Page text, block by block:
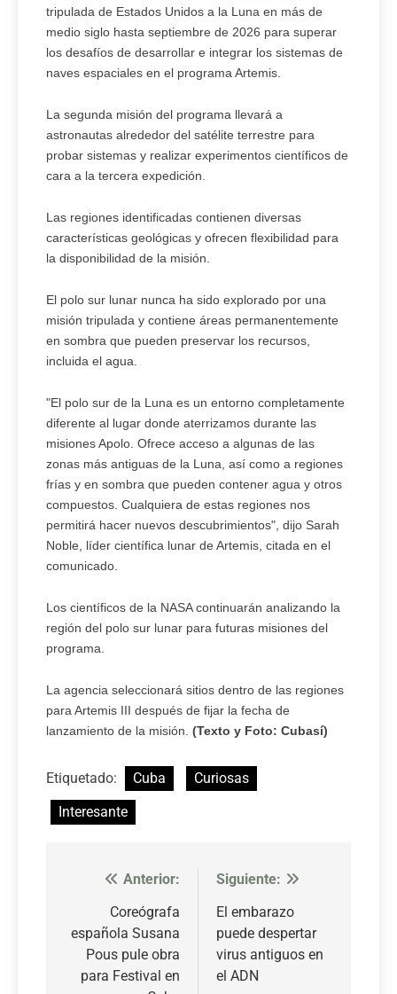
tripulada de Estados Unidos a la Luna en más de
medio siglo hasta septiembre de 2026 para superar
los desafíos de desarrollar e integrar los sistemas de
naves espaciales en el programa Artemis.
La segunda misión del programa llevará a
astronautas alrededor del satélite terrestre para
probar sistemas y realizar experimentos científicos de
cara a la tercera expedición.
Las regiones identificadas contienen diversas
características geológicas y ofrecen flexibilidad para
la disponibilidad de la misión.
El polo sur lunar nunca ha sido explorado por una
misión tripulada y contiene áreas permanentemente
en sombra que pueden preservar los recursos,
incluida el agua.
"El polo sur de la Luna es un entorno completamente
diferente al lugar donde aterrizamos durante las
misiones Apolo. Ofrece acceso a algunas de las
zonas más antiguas de la Luna, así como a regiones
frías y en sombra que pueden contener agua y otros
compuestos. Cualquiera de estas regiones nos
permitirá hacer nuevos descubrimientos", dijo Sarah
Noble, líder científica lunar de Artemis, citada en el
comunicado.
Los científicos de la NASA continuarán analizando la
región del polo sur lunar para futuras misiones del
programa.
La agencia seleccionará sitios dentro de las regiones
para Artemis III después de fijar la fecha de
lanzamiento de la misión. (Texto y Foto: Cubasí)
Etiquetado: Cuba
Curiosas
Interesante
Navegación
entradas
Anterior:
Coreógrafa
española Susana
Pous pule obra
para Festival en
Siguiente:
El embarazo
puede despertar
virus antiguos en
el ADN